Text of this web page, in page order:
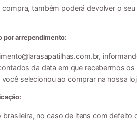
compra, também poderá devolver o
por arrependimento:
,
da data em que recebermos
selecionou ao comprar na nossa
brasileira, no caso de itens com